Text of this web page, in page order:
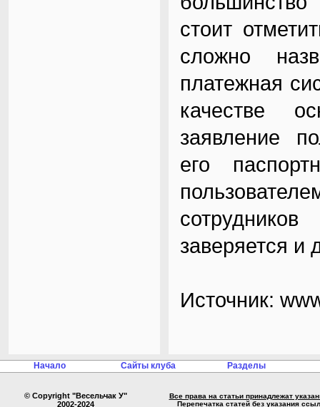
стоит
сложно
платежная
качестве
заявление
его
заверяется и
Источник:
Начало Сайты клуба Разделы
© Copyright "Весельчак У"
2002-2024
Все права на статьи принадлежат
Перепечатка статей без указания